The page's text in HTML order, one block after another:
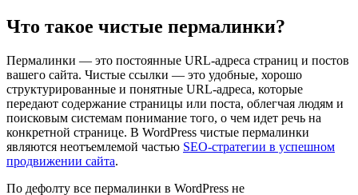
Что такое чистые пермалинки?
Пермалинки — это постоянные URL-адреса страниц и постов
вашего сайта. Чистые ссылки — это удобные, хорошо
структурированные и понятные URL-адреса, которые
передают содержание страницы или поста, облегчая людям и
поисковым системам понимание того, о чем идет речь на
конкретной странице. В WordPress чистые пермалинки
являются неотъемлемой частью SEO-стратегии в успешном
продвижении сайта.
По дефолту все пермалинки в WordPress не